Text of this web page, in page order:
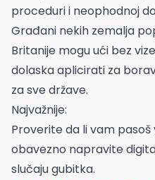
proceduri i neophodnoj
Građani nekih zemalja
Britanije mogu ući bez
dolaska aplicirati za
za sve države.
Najvažnije:
Proverite da li vam
obavezno napravite
slučaju gubitka.